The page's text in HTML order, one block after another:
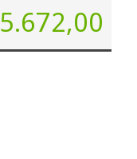
5.672,00